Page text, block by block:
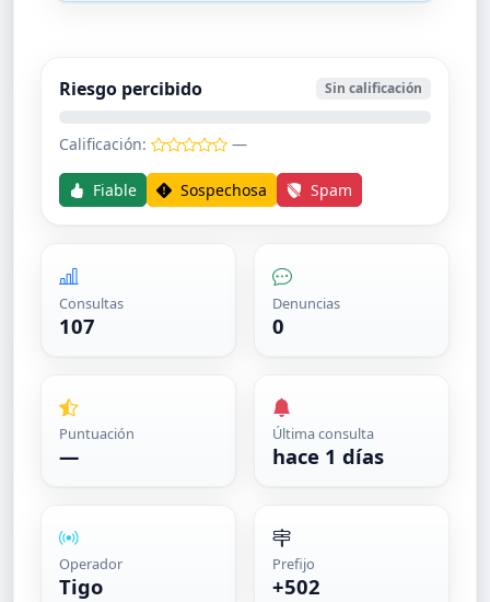
Riesgo percibido Sin calificación
Calificación: —
Fiable Sospechosa Spam
Consultas
107
Denuncias
0
Puntuación
—
Última consulta
hace 1 días
Operador
Tigo
Prefijo
+502